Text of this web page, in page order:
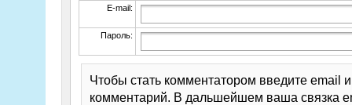
E-mail:
Пароль:
Чтобы стать комментатором введите email
комментарий. В дальшейшем ваша связка